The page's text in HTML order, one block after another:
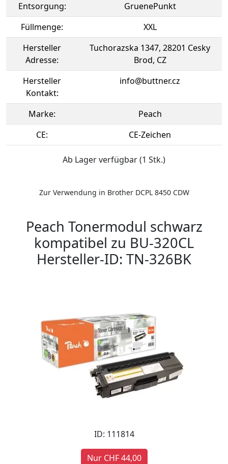
Entsorgung:
GruenePunkt
Füllmenge:
XXL
Hersteller
Adresse:
Tuchorazska 1347, 28201 Cesky
Brod, CZ
Hersteller
Kontakt:
info@buttner.cz
Marke:
Peach
CE:
CE-Zeichen
Ab Lager verfügbar (1 Stk.)
Zur Verwendung in Brother DCPL 8450 CDW
Peach Tonermodul schwarz
kompatibel zu BU-320CL
Hersteller-ID: TN-326BK
ID: 111814
Nur CHF 44,00